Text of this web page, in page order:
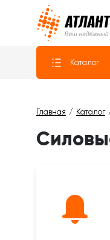
Атлантснаб
Каталог
Главная Каталог